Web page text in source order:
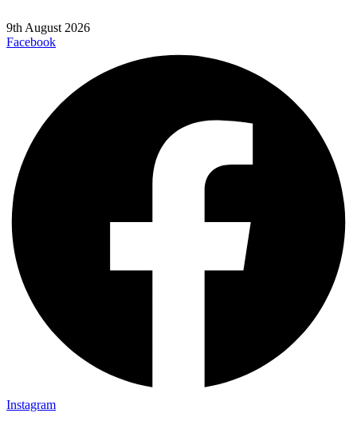
9th August 2026
Facebook
Instagram